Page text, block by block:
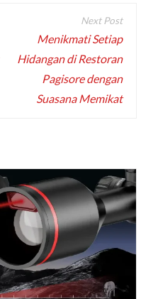
Menikmati Setiap
Hidangan di Restoran
Pagisore dengan
Suasana Memikat